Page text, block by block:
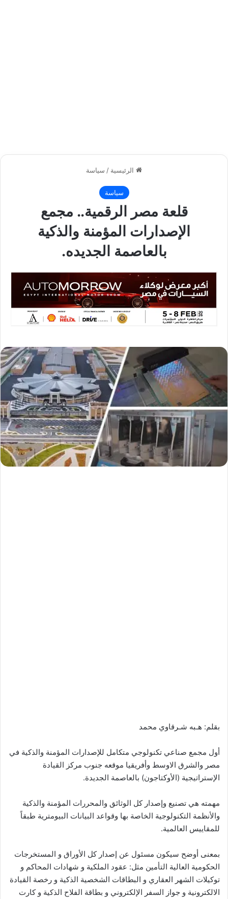
الرئيسية / سياسة
سياسة
قلعة ‎مصر الرقمية.. مجمع
الإصدارات المؤمنة والذكية
بالعاصمة الجديده.
بقلم: هـبه شـرقاوي محمد
أول مجمع صناعي تكنولوجي متكامل للإصدارات المؤمنة والذكية في
مصر والشرق الاوسط وأفريقيا موقعه جنوب مركز القيادة
الإستراتيجية (الأوكتاجون) بالعاصمة الجديدة.
مهمته هي تصنيع وإصدار كل الوثائق والمحررات المؤمنة والذكية
والأنظمة التكنولوجية الخاصة بها وقواعد البيانات البيومترية طبقاً
للمقاييس العالمية.
بمعنى أوضح سيكون مسئول عن إصدار كل الأوراق و المستخرجات
الحكومية العالية التأمين مثل: عقود الملكية و شهادات المحاكم و
توكيلات الشهر العقاري و البطاقات الشخصية الذكية و رخصة القيادة
الالكترونية و جواز السفر الإلكتروني و بطاقة الفلاح الذكية و كارت